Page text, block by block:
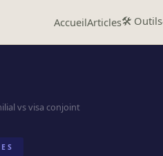
AccueilArticles🛠️ Outils
vs visa conjoint